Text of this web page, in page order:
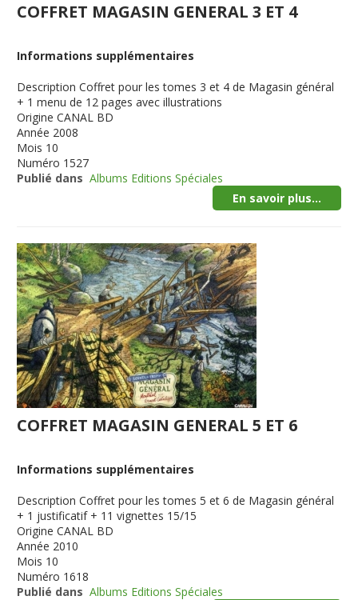
COFFRET MAGASIN GENERAL 3 ET 4
Informations supplémentaires
Description Coffret pour les tomes 3 et 4 de Magasin général
+ 1 menu de 12 pages avec illustrations
Origine CANAL BD
Année 2008
Mois 10
Numéro 1527
Publié dans Albums Editions Spéciales
En savoir plus...
COFFRET MAGASIN GENERAL 5 ET 6
Informations supplémentaires
Description Coffret pour les tomes 5 et 6 de Magasin général
+ 1 justificatif + 11 vignettes 15/15
Origine CANAL BD
Année 2010
Mois 10
Numéro 1618
Publié dans Albums Editions Spéciales